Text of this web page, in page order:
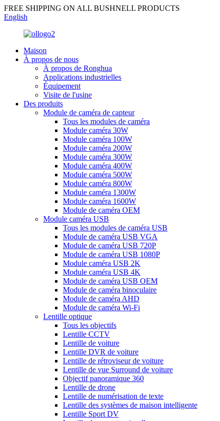
FREE SHIPPING ON ALL BUSHNELL PRODUCTS
English
Maison
À propos de nous
À propos de Ronghua
Applications industrielles
Équipement
Visite de l'usine
Des produits
Module de caméra de capteur
Tous les modules de caméra
Module caméra 30W
Module caméra 100W
Module caméra 200W
Module caméra 300W
Module caméra 400W
Module caméra 500W
Module caméra 800W
Module caméra 1300W
Module caméra 1600W
Module de caméra OEM
Module caméra USB
Tous les modules de caméra USB
Module de caméra USB VGA
Module de caméra USB 720P
Module de caméra USB 1080P
Module caméra USB 2K
Module caméra USB 4K
Module de caméra USB OEM
Module de caméra binoculaire
Module de caméra AHD
Module de caméra Wi-Fi
Lentille optique
Tous les objectifs
Lentille CCTV
Lentille de voiture
Lentille DVR de voiture
Lentille de rétroviseur de voiture
Lentille de vue Surround de voiture
Objectif panoramique 360
Lentille de drone
Lentille de numérisation de texte
Lentille des systèmes de maison intelligente
Lentille Sport DV